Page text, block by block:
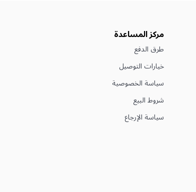
مركز المساعدة
طرق الدفع
خيارات التوصيل
سياسة الخصوصية
شروط البيع
سياسة الإرجاع